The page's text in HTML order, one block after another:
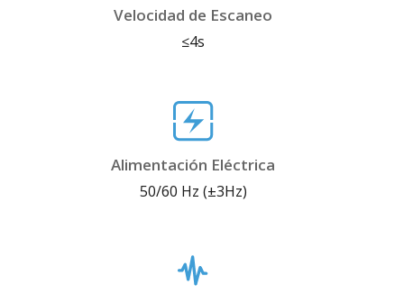
Velocidad de Escaneo
≤4s
Alimentación Eléctrica
50/60 Hz (±3Hz)